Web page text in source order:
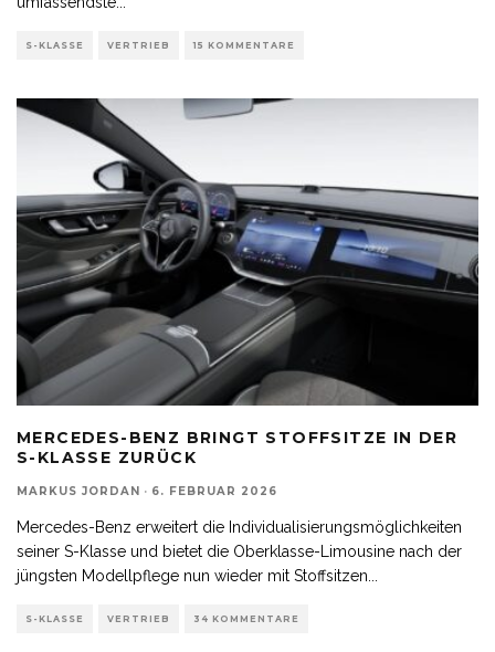
S-KLASSE VERTRIEB 15 KOMMENTARE
MERCEDES-BENZ BRINGT STOFFSITZE IN DER
S-KLASSE ZURÜCK
MARKUS JORDAN · 6. FEBRUAR 2026
Mercedes-Benz erweitert die Individualisierungsmöglichkeiten
seiner S-Klasse und bietet die Oberklasse-Limousine nach der
jüngsten Modellpflege nun wieder mit Stoffsitzen...
S-KLASSE VERTRIEB 34 KOMMENTARE